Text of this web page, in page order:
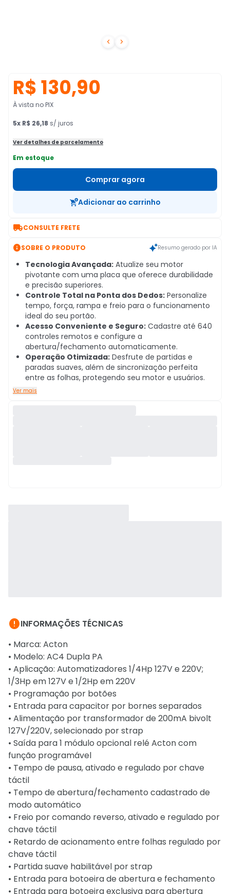
 
R$ 130,90
À vista no PIX
5x R$ 26,18 s/ juros
Ver detalhes de parcelamento
Em estoque
Comprar agora
Adicionar ao carrinho
CONSULTE FRETE
SOBRE O PRODUTO Resumo gerado por IA
Tecnologia Avançada: Atualize seu motor
pivotante com uma placa que oferece durabilidade
e precisão superiores.
Controle Total na Ponta dos Dedos: Personalize
tempo, força, rampa e freio para o funcionamento
ideal do seu portão.
Acesso Conveniente e Seguro: Cadastre até 640
controles remotos e configure a
abertura/fechamento automaticamente.
Operação Otimizada: Desfrute de partidas e
paradas suaves, além de sincronização perfeita
entre as folhas, protegendo seu motor e usuários.
Ver mais
INFORMAÇÕES TÉCNICAS
• Marca: Acton
• Modelo: AC4 Dupla PA
• Aplicação: Automatizadores 1/4Hp 127V e 220V;
1/3Hp em 127V e 1/2Hp em 220V
• Programação por botões
• Entrada para capacitor por bornes separados
• Alimentação por transformador de 200mA bivolt
127V/220V, selecionado por strap
• Saída para 1 módulo opcional relé Acton com
função programável
• Tempo de pausa, ativado e regulado por chave
táctil
• Tempo de abertura/fechamento cadastrado de
modo automático
• Freio por comando reverso, ativado e regulado por
chave táctil
• Retardo de acionamento entre folhas regulado por
chave táctil
• Partida suave habilitável por strap
• Entrada para botoeira de abertura e fechamento
• Entrada para botoeira exclusiva para abertura